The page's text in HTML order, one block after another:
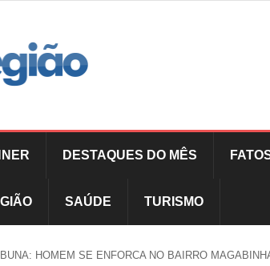
DESTAQUES DO MÊS
SAÚDE TURISMO
HOMEM SE ENFORCA NO BAIRRO